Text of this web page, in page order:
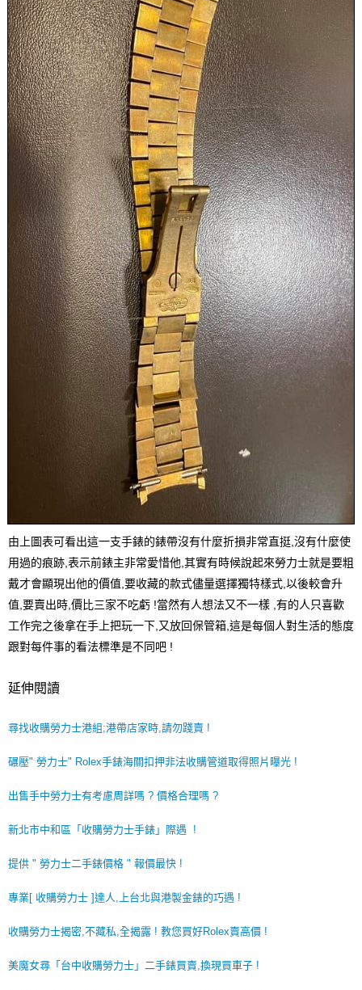
由上圖表可看出這一支手錶的錶帶沒有什麼折損非常直挺,沒有什麼使
用過的痕跡,表示前錶主非常愛惜他,其實有時候說起來勞力士就是要粗
戴才會顯現出他的價值,要收藏的款式儘量選擇獨特樣式,以後較會升
值,要賣出時,價比三家不吃虧 !當然有人想法又不一樣 ,有的人只喜歡
工作完之後拿在手上把玩一下,又放回保管箱,這是每個人對生活的態度
跟對每件事的看法標準是不同吧 !
延伸閱讀
尋找收購勞力士港組;港帶店家時,請勿踐賣 !
碾壓" 勞力士" Rolex手錶海關扣押非法收購管道取得照片曝光 !
出售手中勞力士有考慮周詳嗎 ? 價格合理嗎 ?
新北市中和區「收購勞力士手錶」際遇 !
提供 " 勞力士二手錶價格 " 報價最快 !
專業[ 收購勞力士 ]達人,上台北與港製金錶的巧遇 !
收購勞力士揭密,不藏私,全揭露 ! 教您買好Rolex賣高價 !
美魔女尋「台中收購勞力士」二手錶買賣,換現買車子 !